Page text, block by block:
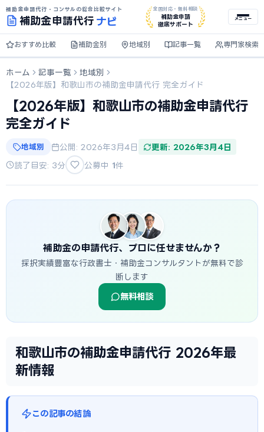
補助金申請代行・コンサルの総合比較サイト
補助金申請代行 ナビ
全国対応・無料相談
補助金申請
徹底サポート
メニュー
おすすめ比較 補助金別 地域別 記事一覧 専門家検索
ホーム 記事一覧
地域別
【2026年版】和歌山市の補助金申請代行 完全ガイド
【2026年版】和歌山市の補助金申請代行
完全ガイド
地域別 公開: 2026年3月4日 更新: 2026年3月4日
読了目安: 3分 公募中 1件
補助金の申請代行、プロに任せませんか？
採択実績豊富な行政書士・補助金コンサルタントが無料で診
断します
無料相談
和歌山市の補助金申請代行 2026年最
新情報
この記事の結論